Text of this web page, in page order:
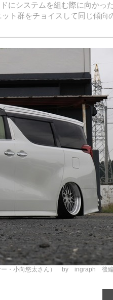
にシステムを組む際に向かっ
ト群をチョイスして同じ傾向
ナー・小向悠太さん） by ingraph 後